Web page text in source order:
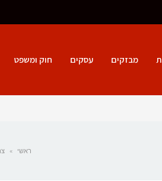
מבזקים עסקים חוק ומשפט
ראשי »